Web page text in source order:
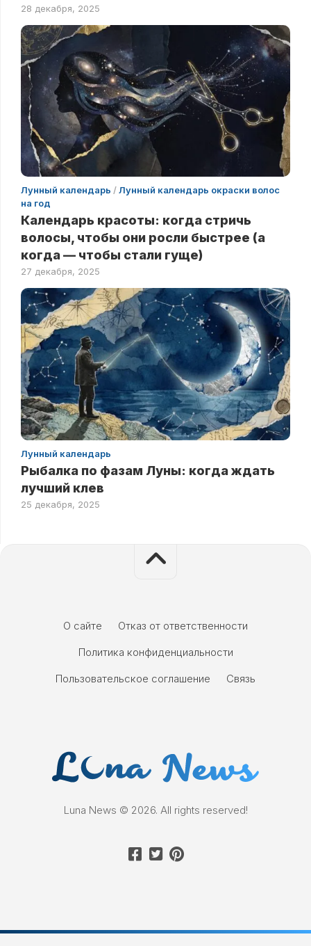
28 декабря, 2025
Лунный календарь /Лунный календарь окраски волос
на год
Календарь красоты: когда стричь
волосы, чтобы они росли быстрее (а
когда — чтобы стали гуще)
27 декабря, 2025
Лунный календарь
Рыбалка по фазам Луны: когда ждать
лучший клев
25 декабря, 2025
О сайте
Отказ от ответственности
Политика конфиденциальности
Пользовательское соглашение
Связь
Luna News © 2026. All rights reserved!